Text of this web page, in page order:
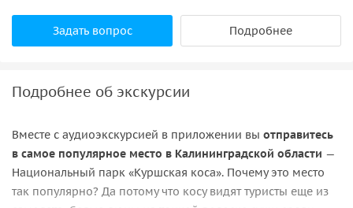
Задать вопрос Подробнее
Подробнее об экскурсии
Вместе с аудиоэкскурсией в приложении вы отправитесь
в самое популярное место в Калининградской области —
Национальный парк «Куршская коса». Почему это место
так популярно? Да потому что косу видят туристы еще из